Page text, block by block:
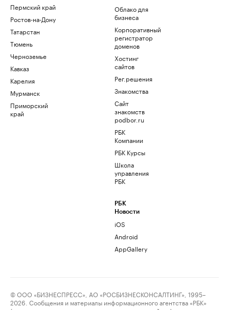
Пермский край
Ростов-на-Дону
Татарстан
Тюмень
Черноземье
Кавказ
Карелия
Мурманск
Приморский
край
Облако для
бизнеса
Корпоративный
регистратор
доменов
Хостинг
сайтов
Рег.решения
Знакомства
Сайт
знакомств
podbor.ru
РБК
Компании
РБК Курсы
Школа
управления
РБК
РБК
Новости
iOS
Android
AppGallery
© ООО «БИЗНЕСПРЕСС», АО «РОСБИЗНЕСКОНСАЛТИНГ», 1995–
2026. Сообщения и материалы информационного агентства «РБК»